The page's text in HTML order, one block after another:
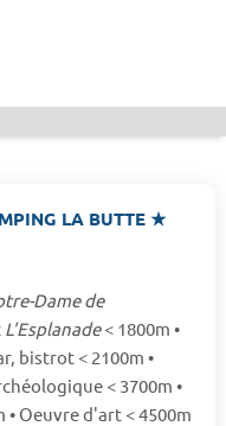
LA BUTTE ★
Dame de
L'Esplanade< 1800m •
bistrot < 2100m •
< 3700m •
Oeuvre d'art < 4500m